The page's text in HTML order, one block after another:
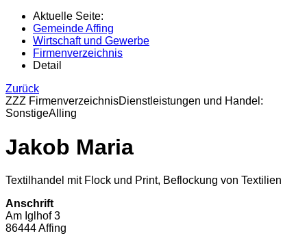
Aktuelle Seite:
Gemeinde Affing
Wirtschaft und Gewerbe
Firmenverzeichnis
Detail
Zurück
ZZZ FirmenverzeichnisDienstleistungen und Handel:
SonstigeAlling
Jakob Maria
Textilhandel mit Flock und Print, Beflockung von Textilien
Anschrift
Am Iglhof3
86444Affing